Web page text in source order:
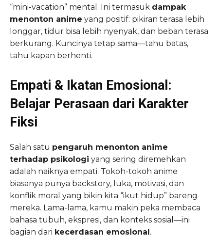
“mini-vacation” mental. Ini termasuk dampak
menonton anime yang positif: pikiran terasa lebih
longgar, tidur bisa lebih nyenyak, dan beban terasa
berkurang. Kuncinya tetap sama—tahu batas,
tahu kapan berhenti.
Empati & Ikatan Emosional:
Belajar Perasaan dari Karakter
Fiksi
Salah satu pengaruh menonton anime
terhadap psikologi yang sering diremehkan
adalah naiknya empati. Tokoh-tokoh anime
biasanya punya backstory, luka, motivasi, dan
konflik moral yang bikin kita “ikut hidup” bareng
mereka. Lama-lama, kamu makin peka membaca
bahasa tubuh, ekspresi, dan konteks sosial—ini
bagian dari kecerdasan emosional.